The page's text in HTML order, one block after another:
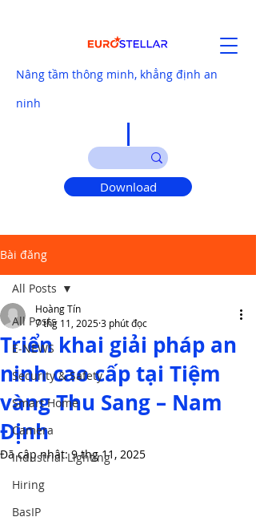
Nâng tầm thông minh, khẳng định an
ninh
Download
Bài đăng
All Posts
E-NEWS
Security & Safety
Smart Home
Camera
Industrial Lighting
Hiring
BasIP
All Posts
Triển khai giải pháp an
ninh cao cấp tại Tiệm
vàng Thu Sang – Nam
Định
Hoàng Tín
7 thg 11, 20253 phút đọc
Đã cập nhật:9 thg 11, 2025